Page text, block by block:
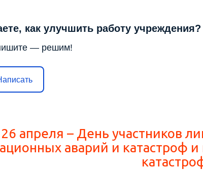
как улучшить работу учреждения?
— решим!
26 апреля – День участников
аварий и катастроф